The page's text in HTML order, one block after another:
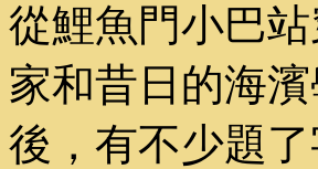
從鯉魚門小巴
家和昔日的海
後，有不少題